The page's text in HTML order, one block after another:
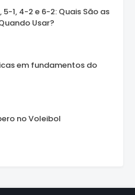
1, 4-2 e 6-2: Quais São as
Usar?
em fundamentos do
no Voleibol